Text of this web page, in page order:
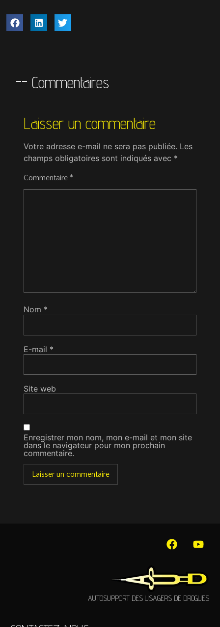
-- Commentaires
Laisser un commentaire
Votre adresse e-mail ne sera pas publiée. Les
champs obligatoires sont indiqués avec *
Commentaire *
Nom *
E-mail *
Site web
Enregistrer mon nom, mon e-mail et mon site
dans le navigateur pour mon prochain
commentaire.
AUTOSUPPORT DES USAGERS DE DROGUES